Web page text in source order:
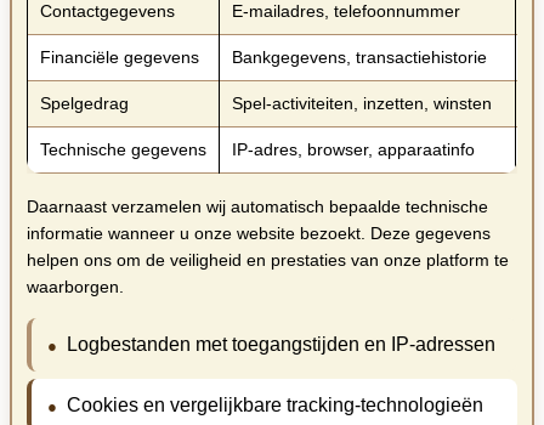
Contactgegevens E-mailadres, telefoonnummer
Financiële gegevens Bankgegevens, transactiehistorie
Spelgedrag Spel-activiteiten, inzetten, winsten
Technische gegevens IP-adres, browser, apparaatinfo
Daarnaast verzamelen wij automatisch bepaalde technische
informatie wanneer u onze website bezoekt. Deze gegevens
helpen ons om de veiligheid en prestaties van onze platform te
waarborgen.
Logbestanden met toegangstijden en IP-adressen
Cookies en vergelijkbare tracking-technologieën